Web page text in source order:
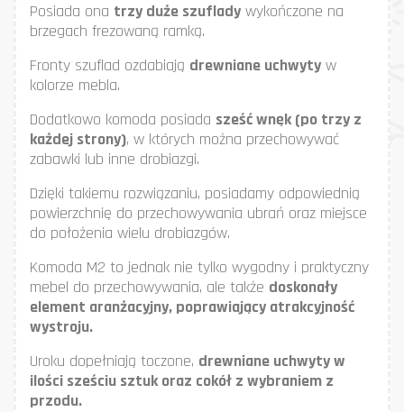
Posiada ona trzy duże szuflady wykończone na
brzegach frezowaną ramką.
Fronty szuflad ozdabiają drewniane uchwyty w
kolorze mebla.
Dodatkowo komoda posiada sześć wnęk (po trzy z
każdej strony), w których można przechowywać
zabawki lub inne drobiazgi.
Dzięki takiemu rozwiązaniu, posiadamy odpowiednią
powierzchnię do przechowywania ubrań oraz miejsce
do położenia wielu drobiazgów.
Komoda M2 to jednak nie tylko wygodny i praktyczny
mebel do przechowywania, ale także doskonały
element aranżacyjny, poprawiający atrakcyjność
wystroju.
Uroku dopełniają toczone, drewniane uchwyty w
ilości sześciu sztuk oraz cokół z wybraniem z
przodu.